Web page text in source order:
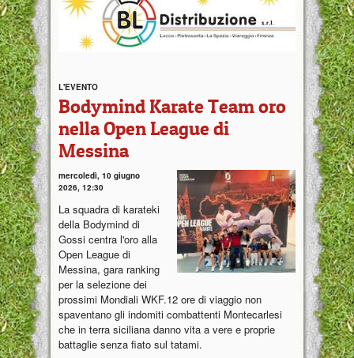
L'EVENTO
Bodymind Karate Team oro
nella Open League di
Messina
mercoledì, 10 giugno
2026, 12:30
La squadra di karateki
della Bodymind di
Gossi centra l'oro alla
Open League di
Messina, gara ranking
per la selezione dei
prossimi Mondiali WKF.12 ore di viaggio non
spaventano gli indomiti combattenti Montecarlesi
che in terra siciliana danno vita a vere e proprie
battaglie senza fiato sul tatami.